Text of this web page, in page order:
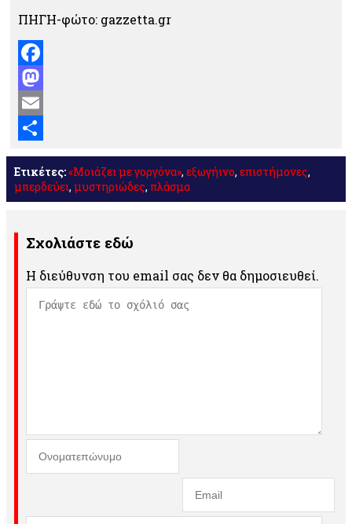
ΠΗΓΗ-φώτο: gazzetta.gr
Facebook
Mastodon
Email
Μοιραστείτε
Ετικέτες:«Μοιάζει με γοργόνα», εξωγήινο, επιστήμονες,
μπερδεύει, μυστηριώδες, πλάσμα
Σχολιάστε εδώ
Η διεύθυνση του email σας δεν θα δημοσιευθεί.